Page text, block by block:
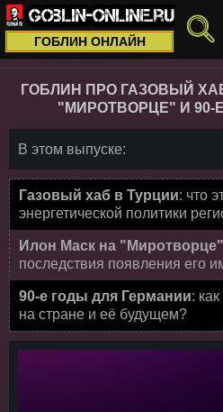
ГОБЛИН ОНЛАЙН
ГОБЛИН ПРО ГАЗОВЫЙ
"МИРОТВОРЦЕ" И 90-
В этом выпуске:
Газовый хаб в Турции: что
энергетической политики
Илон Маск на "Миротворце"
последствия появления его
90-е годы для Германии:
на стране и её будущем?